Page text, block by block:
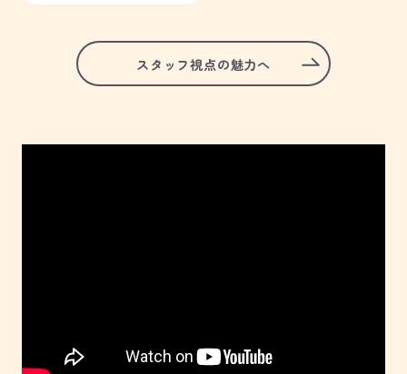
スタッフ視点の魅力へ